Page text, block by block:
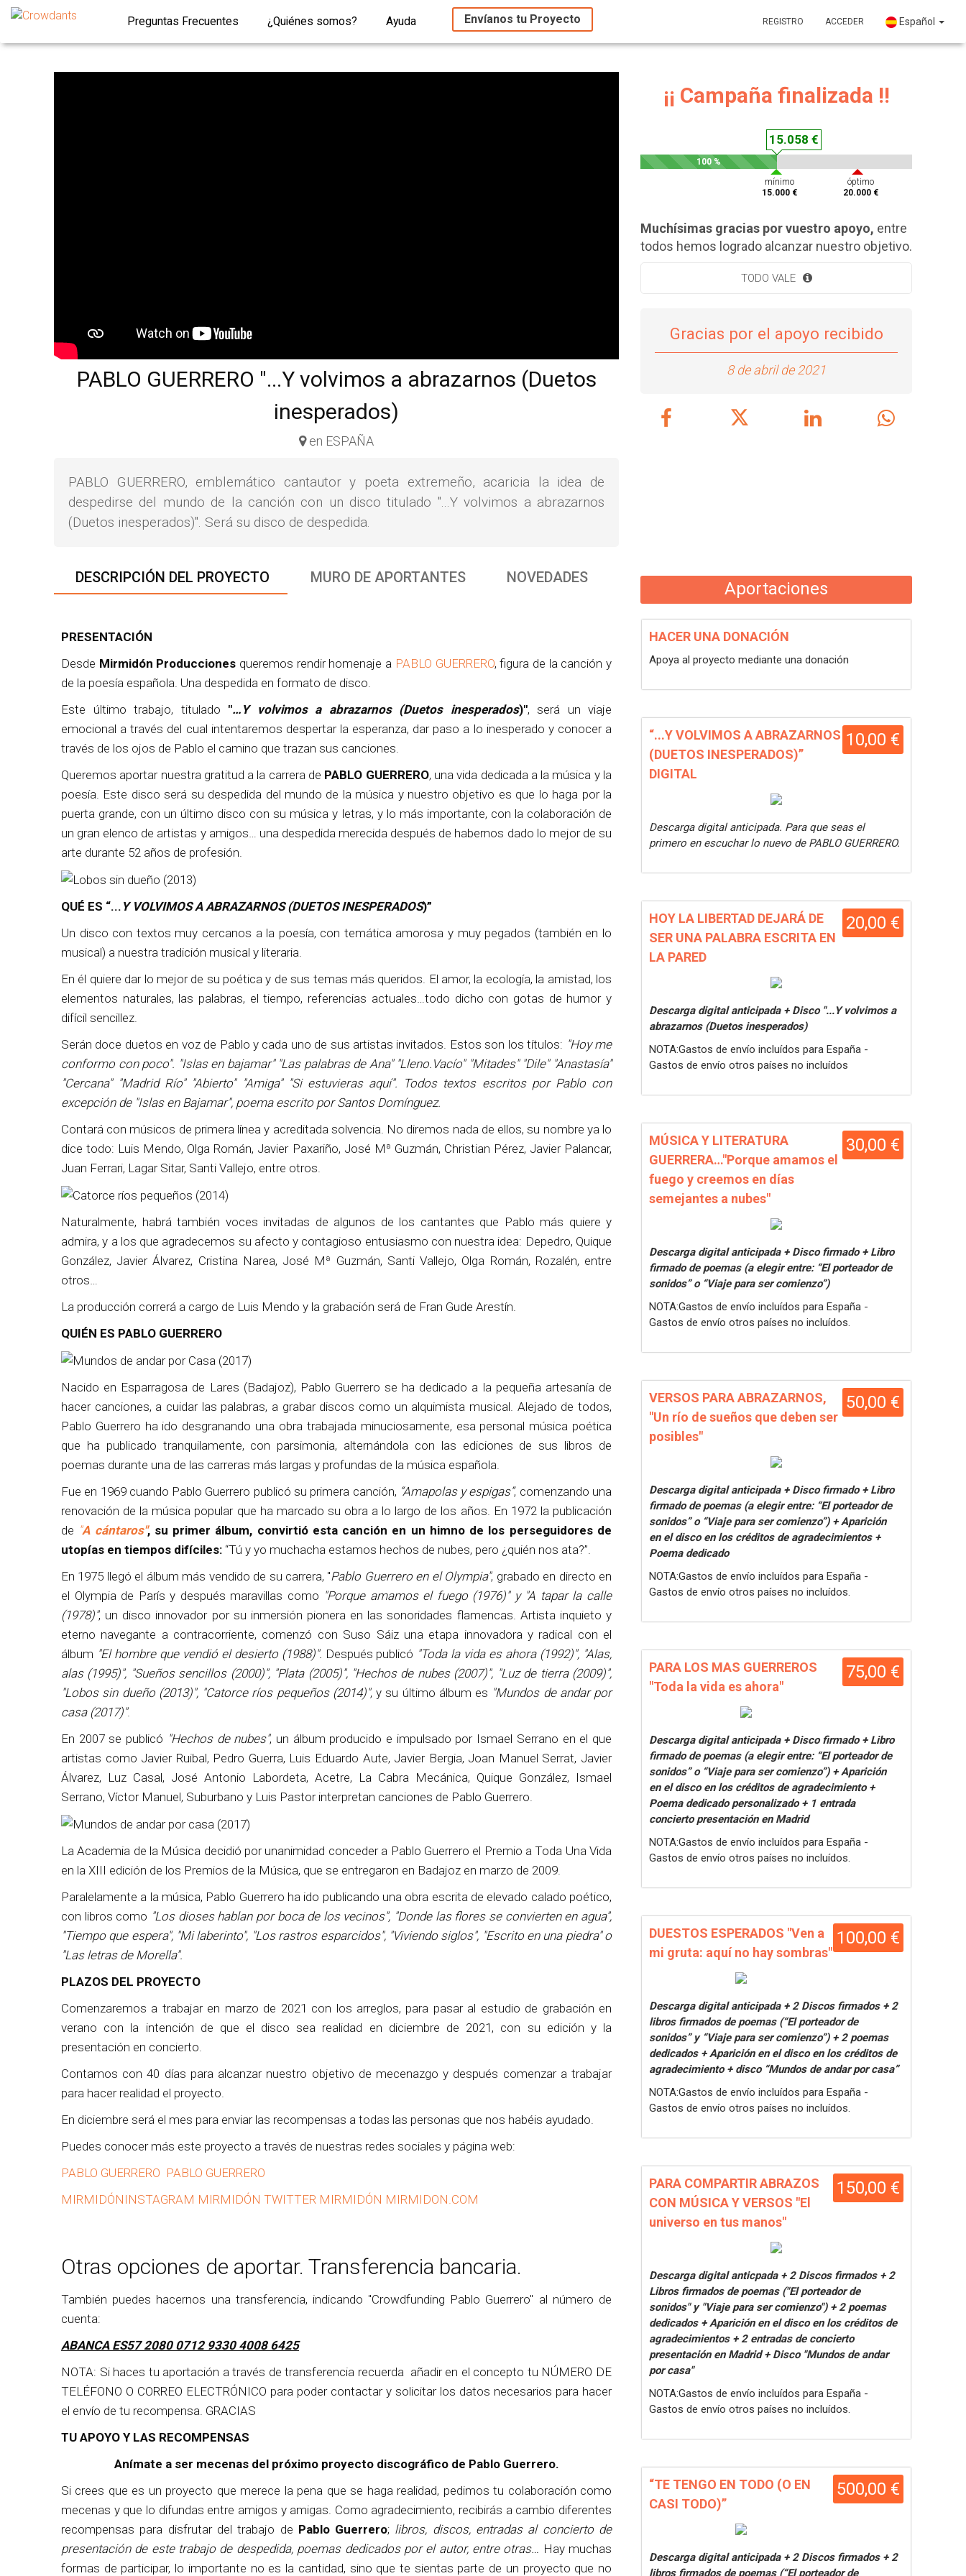
Preguntas Frecuentes ¿Quiénes somos? Ayuda Envíanos tu Proyecto REGISTRO ACCEDER Español
PABLO GUERRERO "...Y volvimos a abrazarnos (Duetos
inesperados)
en ESPAÑA
PABLO GUERRERO, emblemático cantautor y poeta extremeño, acaricia la idea de
despedirse del mundo de la canción con un disco titulado "...Y volvimos a abrazarnos
(Duetos inesperados)". Será su disco de despedida.
¡¡ Campaña finalizada !!
15.058 €
100 %
mínimo
15.000 €
óptimo
20.000 €
Muchísimas gracias por vuestro apoyo, entre
todos hemos logrado alcanzar nuestro objetivo.
TODO VALE
Gracias por el apoyo recibido
8 de abril de 2021
DESCRIPCIÓN DEL PROYECTO MURO DE APORTANTES NOVEDADES
PRESENTACIÓN
Desde Mirmidón Producciones queremos rendir homenaje a PABLO GUERRERO, figura de la canción y
de la poesía española. Una despedida en formato de disco.
Este último trabajo, titulado "…Y volvimos a abrazarnos (Duetos inesperados)", será un viaje
emocional a través del cual intentaremos despertar la esperanza, dar paso a lo inesperado y conocer a
través de los ojos de Pablo el camino que trazan sus canciones.
Queremos aportar nuestra gratitud a la carrera de PABLO GUERRERO, una vida dedicada a la música y la
poesía. Este disco será su despedida del mundo de la música y nuestro objetivo es que lo haga por la
puerta grande, con un último disco con su música y letras, y lo más importante, con la colaboración de
un gran elenco de artistas y amigos… una despedida merecida después de habernos dado lo mejor de su
arte durante 52 años de profesión.
QUÉ ES “... Y VOLVIMOS A ABRAZARNOS (DUETOS INESPERADOS)”
Un disco con textos muy cercanos a la poesía, con temática amorosa y muy pegados (también en lo
musical) a nuestra tradición musical y literaria.
En él quiere dar lo mejor de su poética y de sus temas más queridos. El amor, la ecología, la amistad, los
elementos naturales, las palabras, el tiempo, referencias actuales…todo dicho con gotas de humor y
difícil sencillez.
Serán doce duetos en voz de Pablo y cada uno de sus artistas invitados. Estos son los títulos: "Hoy me
conformo con poco". "Islas en bajamar" "Las palabras de Ana" "Lleno.Vacío" "Mitades" "Dile" "Anastasía"
"Cercana" "Madrid Río" "Abierto" "Amiga" "Si estuvieras aquí". Todos textos escritos por Pablo con
excepción de "Islas en Bajamar", poema escrito por Santos Domínguez.
Contará con músicos de primera línea y acreditada solvencia. No diremos nada de ellos, su nombre ya lo
dice todo: Luis Mendo, Olga Román, Javier Paxariño, José Mª Guzmán, Christian Pérez, Javier Palancar,
Juan Ferrari, Lagar Sitar, Santi Vallejo, entre otros.
Naturalmente, habrá también voces invitadas de algunos de los cantantes que Pablo más quiere y
admira, y a los que agradecemos su afecto y contagioso entusiasmo con nuestra idea: Depedro, Quique
González, Javier Álvarez, Cristina Narea, José Mª Guzmán, Santi Vallejo, Olga Román, Rozalén, entre
otros…
La producción correrá a cargo de Luis Mendo y la grabación será de Fran Gude Arestín.
QUIÉN ES PABLO GUERRERO
Nacido en Esparragosa de Lares (Badajoz), Pablo Guerrero se ha dedicado a la pequeña artesanía de
hacer canciones, a cuidar las palabras, a grabar discos como un alquimista musical. Alejado de todos,
Pablo Guerrero ha ido desgranando una obra trabajada minuciosamente, esa personal música poética
que ha publicado tranquilamente, con parsimonia, alternándola con las ediciones de sus libros de
poemas durante una de las carreras más largas y profundas de la música española.
Fue en 1969 cuando Pablo Guerrero publicó su primera canción, “Amapolas y espigas”, comenzando una
renovación de la música popular que ha marcado su obra a lo largo de los años. En 1972 la publicación
de "A cántaros", su primer álbum, convirtió esta canción en un himno de los perseguidores de
utopías en tiempos difíciles: “Tú y yo muchacha estamos hechos de nubes, pero ¿quién nos ata?”.
En 1975 llegó el álbum más vendido de su carrera, "Pablo Guerrero en el Olympia", grabado en directo en
el Olympia de París y después maravillas como "Porque amamos el fuego (1976)" y "A tapar la calle
(1978)", un disco innovador por su inmersión pionera en las sonoridades flamencas. Artista inquieto y
eterno navegante a contracorriente, comenzó con Suso Sáiz una etapa innovadora y radical con el
álbum "El hombre que vendió el desierto (1988)". Después publicó "Toda la vida es ahora (1992)", "Alas,
alas (1995)", "Sueños sencillos (2000)", "Plata (2005)", "Hechos de nubes (2007)", "Luz de tierra (2009)",
"Lobos sin dueño (2013)", "Catorce ríos pequeños (2014)", y su último álbum es "Mundos de andar por
casa (2017)".
En 2007 se publicó "Hechos de nubes", un álbum producido e impulsado por Ismael Serrano en el que
artistas como Javier Ruibal, Pedro Guerra, Luis Eduardo Aute, Javier Bergia, Joan Manuel Serrat, Javier
Álvarez, Luz Casal, José Antonio Labordeta, Acetre, La Cabra Mecánica, Quique González, Ismael
Serrano, Víctor Manuel, Suburbano y Luis Pastor interpretan canciones de Pablo Guerrero.
La Academia de la Música decidió por unanimidad conceder a Pablo Guerrero el Premio a Toda Una Vida
en la XIII edición de los Premios de la Música, que se entregaron en Badajoz en marzo de 2009.
Paralelamente a la música, Pablo Guerrero ha ido publicando una obra escrita de elevado calado poético,
con libros como "Los dioses hablan por boca de los vecinos", "Donde las flores se convierten en agua",
"Tiempo que espera", "Mi laberinto", "Los rastros esparcidos", "Viviendo siglos", "Escrito en una piedra" o
"Las letras de Morella".
PLAZOS DEL PROYECTO
Comenzaremos a trabajar en marzo de 2021 con los arreglos, para pasar al estudio de grabación en
verano con la intención de que el disco sea realidad en diciembre de 2021, con su edición y la
presentación en concierto.
Contamos con 40 días para alcanzar nuestro objetivo de mecenazgo y después comenzar a trabajar
para hacer realidad el proyecto.
En diciembre será el mes para enviar las recompensas a todas las personas que nos habéis ayudado.
Puedes conocer más este proyecto a través de nuestras redes sociales y página web:
PABLO GUERRERO PABLO GUERRERO
MIRMIDÓN INSTAGRAM MIRMIDÓN TWITTER MIRMIDÓN MIRMIDON.COM
Otras opciones de aportar. Transferencia bancaria.
También puedes hacernos una transferencia, indicando "Crowdfunding Pablo Guerrero" al número de
cuenta:
ABANCA ES57 2080 0712 9330 4008 6425
NOTA: Si haces tu aportación a través de transferencia recuerda añadir en el concepto tu NÚMERO DE
TELÉFONO O CORREO ELECTRÓNICO para poder contactar y solicitar los datos necesarios para hacer
el envío de tu recompensa. GRACIAS
TU APOYO Y LAS RECOMPENSAS
Anímate a ser mecenas del próximo proyecto discográfico de Pablo Guerrero.
Si crees que es un proyecto que merece la pena que se haga realidad, pedimos tu colaboración como
mecenas y que lo difundas entre amigos y amigas. Como agradecimiento, recibirás a cambio diferentes
recompensas para disfrutar del trabajo de Pablo Guerrero; libros, discos, entradas al concierto de
presentación de este trabajo de despedida, poemas dedicados por el autor, entre otras… Hay muchas
formas de participar, lo importante no es la cantidad, sino que te sientas parte de un proyecto que no
Aportaciones
HACER UNA DONACIÓN
Apoya al proyecto mediante una donación
10,00 €
“...Y VOLVIMOS A ABRAZARNOS
(DUETOS INESPERADOS)”
DIGITAL
Descarga digital anticipada. Para que seas el
primero en escuchar lo nuevo de PABLO GUERRERO.
20,00 €
HOY LA LIBERTAD DEJARÁ DE
SER UNA PALABRA ESCRITA EN
LA PARED
Descarga digital anticipada + Disco "...Y volvimos a
abrazarnos (Duetos inesperados)
NOTA:Gastos de envío incluídos para España -
Gastos de envío otros países no incluídos
30,00 €
MÚSICA Y LITERATURA
GUERRERA…"Porque amamos el
fuego y creemos en días
semejantes a nubes"
Descarga digital anticipada + Disco firmado + Libro
firmado de poemas (a elegir entre: “El porteador de
sonidos” o “Viaje para ser comienzo”)
NOTA:Gastos de envío incluídos para España -
Gastos de envío otros países no incluídos.
50,00 €
VERSOS PARA ABRAZARNOS,
"Un río de sueños que deben ser
posibles"
Descarga digital anticipada + Disco firmado + Libro
firmado de poemas (a elegir entre: “El porteador de
sonidos” o “Viaje para ser comienzo”) + Aparición
en el disco en los créditos de agradecimientos +
Poema dedicado
NOTA:Gastos de envío incluídos para España -
Gastos de envío otros países no incluídos.
75,00 €
PARA LOS MAS GUERREROS
"Toda la vida es ahora"
Descarga digital anticipada + Disco firmado + Libro
firmado de poemas (a elegir entre: “El porteador de
sonidos” o “Viaje para ser comienzo”) + Aparición
en el disco en los créditos de agradecimiento +
Poema dedicado personalizado + 1 entrada
concierto presentación en Madrid
NOTA:Gastos de envío incluídos para España -
Gastos de envío otros países no incluídos.
100,00 €
DUESTOS ESPERADOS "Ven a
mi gruta: aquí no hay sombras"
Descarga digital anticipada + 2 Discos firmados + 2
libros firmados de poemas (“El porteador de
sonidos” y “Viaje para ser comienzo”) + 2 poemas
dedicados + Aparición en el disco en los créditos de
agradecimiento + disco “Mundos de andar por casa”
NOTA:Gastos de envío incluídos para España -
Gastos de envío otros países no incluídos.
150,00 €
PARA COMPARTIR ABRAZOS
CON MÚSICA Y VERSOS "El
universo en tus manos"
Descarga digital anticpada + 2 Discos firmados + 2
Libros firmados de poemas ("El porteador de
sonidos" y "Viaje para ser comienzo") + 2 poemas
dedicados + Aparición en el disco en los créditos de
agradecimientos + 2 entradas de concierto
presentación en Madrid + Disco "Mundos de andar
por casa"
NOTA:Gastos de envío incluídos para España -
Gastos de envío otros países no incluídos.
500,00 €
“TE TENGO EN TODO (O EN
CASI TODO)”
Descarga digital anticipada + 2 Discos firmados + 2
libros firmados de poemas (“El porteador de